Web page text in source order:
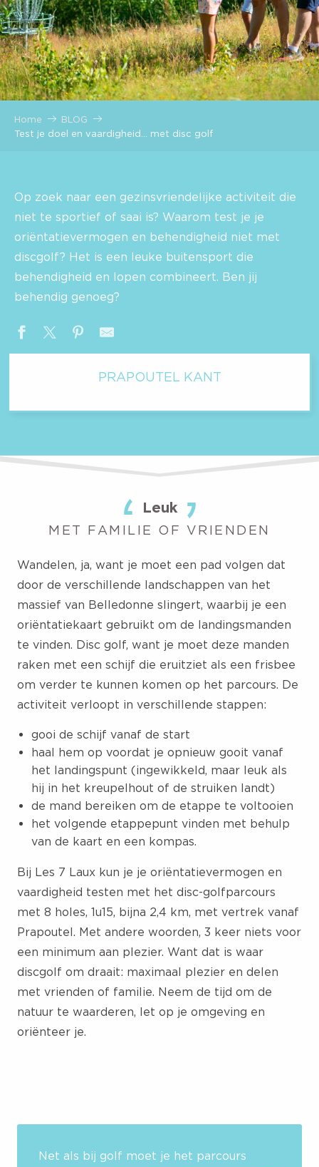
Home
BLOG
Test je doel en vaardigheid… met disc golf
Op zoek naar een gezinsvriendelijke activiteit die
niet te sportief of saai is? Waarom test je je
oriëntatievermogen en behendigheid niet met
discgolf? Het is een leuke buitensport die
behendigheid en lopen combineert. Ben jij
behendig genoeg?
PRAPOUTEL KANT
Leuk
MET FAMILIE OF VRIENDEN
Wandelen, ja, want je moet een pad volgen dat
door de verschillende landschappen van het
massief van Belledonne slingert, waarbij je een
oriëntatiekaart gebruikt om de landingsmanden
te vinden. Disc golf, want je moet deze manden
raken met een schijf die eruitziet als een frisbee
om verder te kunnen komen op het parcours. De
activiteit verloopt in verschillende stappen:
gooi de schijf vanaf de start
haal hem op voordat je opnieuw gooit vanaf
het landingspunt (ingewikkeld, maar leuk als
hij in het kreupelhout of de struiken landt)
de mand bereiken om de etappe te voltooien
het volgende etappepunt vinden met behulp
van de kaart en een kompas.
Bij Les 7 Laux kun je je oriëntatievermogen en
vaardigheid testen met het disc-golfparcours
met 8 holes, 1u15, bijna 2,4 km, met vertrek vanaf
Prapoutel. Met andere woorden, 3 keer niets voor
een minimum aan plezier. Want dat is waar
discgolf om draait: maximaal plezier en delen
met vrienden of familie. Neem de tijd om de
natuur te waarderen, let op je omgeving en
oriënteer je.
Net als bij golf moet je het parcours